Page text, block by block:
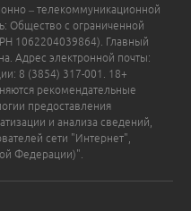
– телекоммуникационной
Общество с ограниченной
1062204039864). Главный
Адрес электронной почты:
8 (3854) 317-001. 18+
рекомендательные
предоставления
и анализа сведений,
сети "Интернет",
Федерации)".